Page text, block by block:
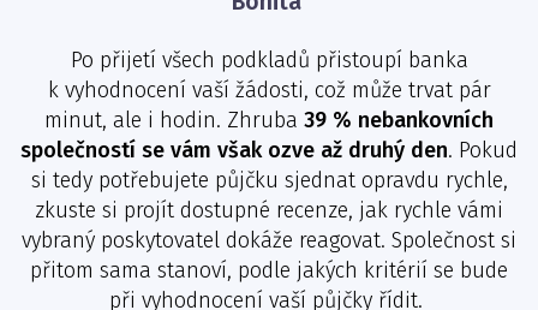
Po přijetí všech podkladů přistoupí banka
k vyhodnocení vaší žádosti, což může trvat pár
minut, ale i hodin. Zhruba 39 % nebankovních
společností se vám však ozve až druhý den. Pokud
si tedy potřebujete půjčku sjednat opravdu rychle,
zkuste si projít dostupné recenze, jak rychle vámi
vybraný poskytovatel dokáže reagovat. Společnost si
přitom sama stanoví, podle jakých kritérií se bude
při vyhodnocení vaší půjčky řídit.